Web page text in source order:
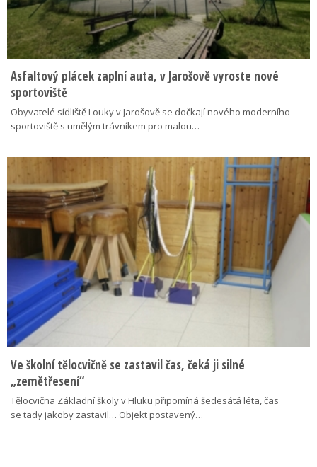
Asfaltový plácek zaplní auta, v Jarošově vyroste nové
sportoviště
Obyvatelé sídliště Louky v Jarošově se dočkají nového moderního
sportoviště s umělým trávníkem pro malou…
Ve školní tělocvičně se zastavil čas, čeká ji silné
„zemětřesení“
Tělocvična Základní školy v Hluku připomíná šedesátá léta, čas
se tady jakoby zastavil… Objekt postavený…